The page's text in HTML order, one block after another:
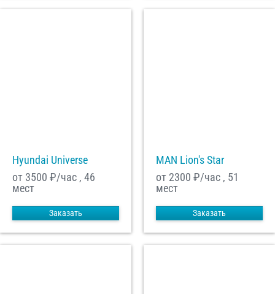
Hyundai Universe
от 3500 ₽/час , 46
мест
Заказать
MAN Lion's Star
от 2300 ₽/час , 51
мест
Заказать